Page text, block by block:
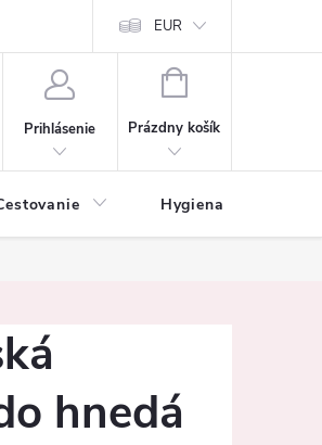
tovaru a reklamácia Ochrana osobných
EUR
Prihlásenie
NÁKUPNÝ
Prázdny košík
Hygiena
hnedá